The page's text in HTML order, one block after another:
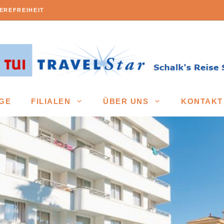
FILIALEN ÜBER UNS KONTAKT